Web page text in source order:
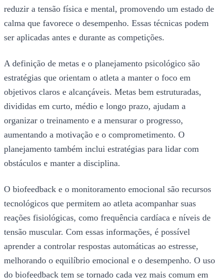
reduzir a tensão física e mental, promovendo um estado de
calma que favorece o desempenho. Essas técnicas podem
ser aplicadas antes e durante as competições.
A definição de metas e o planejamento psicológico são
estratégias que orientam o atleta a manter o foco em
objetivos claros e alcançáveis. Metas bem estruturadas,
divididas em curto, médio e longo prazo, ajudam a
organizar o treinamento e a mensurar o progresso,
aumentando a motivação e o comprometimento. O
planejamento também inclui estratégias para lidar com
obstáculos e manter a disciplina.
O biofeedback e o monitoramento emocional são recursos
tecnológicos que permitem ao atleta acompanhar suas
reações fisiológicas, como frequência cardíaca e níveis de
tensão muscular. Com essas informações, é possível
aprender a controlar respostas automáticas ao estresse,
melhorando o equilíbrio emocional e o desempenho. O uso
do biofeedback tem se tornado cada vez mais comum em